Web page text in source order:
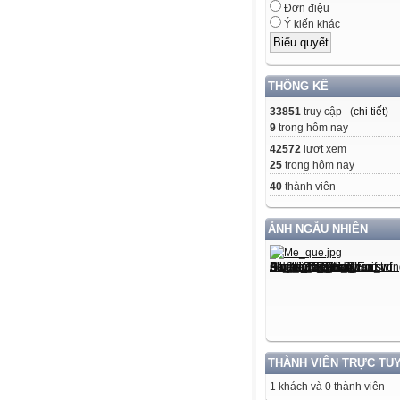
Đơn điệu
Ý kiến khác
THỐNG KÊ
33851 truy cập (chi tiết)
9 trong hôm nay
42572 lượt xem
25 trong hôm nay
40 thành viên
ẢNH NGẪU NHIÊN
THÀNH VIÊN TRỰC
1 khách và 0 thành viên